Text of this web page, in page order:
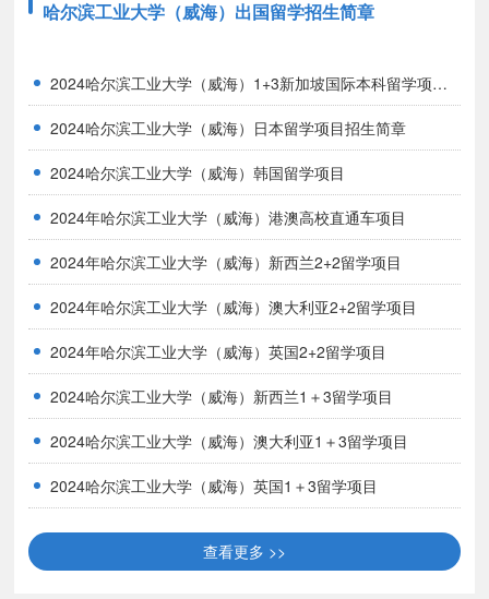
2. 海外毕业后获得国外大学颁发的学士学位证书，中国教育部学
历认证;
4. 成绩实行百分制， 可直升世界前百院校;
5. 专业课成绩同样被世界著名院校认可;
6. 海外毕业后获得国外大学颁发的学士学位证书，中国教育部学
历认证;
8. 一站式服务，省心省时省费用
五、学业规划
哈尔滨工业大学（威海）出国留学招生简章
2024哈尔滨工业大学（威海）1+3新加坡国际本科留学项目招生简章
2024哈尔滨工业大学（威海）日本留学项目招生简章
2024哈尔滨工业大学（威海）韩国留学项目
2024年哈尔滨工业大学（威海）港澳高校直通车项目
2024年哈尔滨工业大学（威海）新西兰2+2留学项目
2024年哈尔滨工业大学（威海）澳大利亚2+2留学项目
2024年哈尔滨工业大学（威海）英国2+2留学项目
2024哈尔滨工业大学（威海）新西兰1＋3留学项目
2024哈尔滨工业大学（威海）澳大利亚1＋3留学项目
2024哈尔滨工业大学（威海）英国1＋3留学项目
查看更多 >>